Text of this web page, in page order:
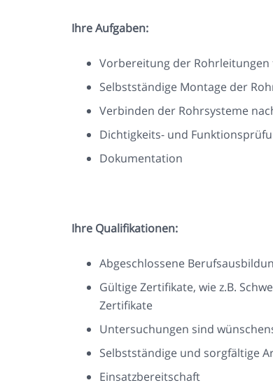
Ihre Aufgaben:
Vorbereitung der Rohrleitungen
Selbstständige Montage der
Verbinden der Rohrsysteme
Dichtigkeits- und
Dokumentation
Ihre Qualifikationen:
Abgeschlossene
Gültige Zertifikate, wie z.B.
Zertifikate
Untersuchungen sind
Selbstständige und sorgfältige
Einsatzbereitschaft